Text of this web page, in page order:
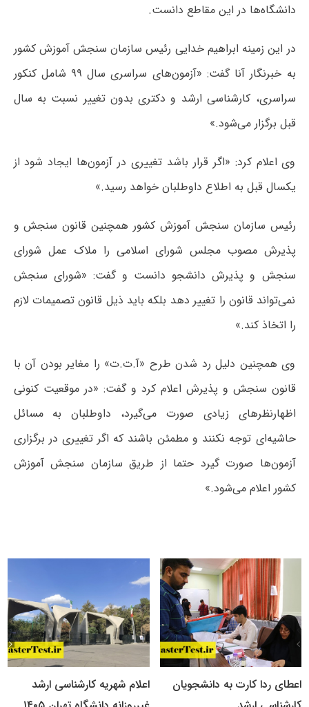
دانشگاه‌ها در این مقاطع دانست.
در این زمینه ابراهیم خدایی رئیس سازمان سنجش آموزش کشور
به خبرنگار آنا گفت: «آزمون‌های سراسری سال ۹۹ شامل کنکور
سراسری، کارشناسی ارشد و دکتری بدون تغییر نسبت به سال
قبل برگزار می‌شود.»
وی اعلام کرد: «اگر قرار باشد تغییری در آزمون‌ها ایجاد شود از
یکسال قبل به اطلاع داوطلبان خواهد رسید.»
رئیس سازمان سنجش آموزش کشور همچنین قانون سنجش و
پذیرش مصوب مجلس شورای اسلامی را ملاک عمل شورای
سنجش و پذیرش دانشجو دانست و گفت: «شورای سنجش
نمی‌تواند قانون را تغییر دهد بلکه باید ذیل قانون تصمیمات لازم
را اتخاذ کند.»
وی همچنین دلیل رد شدن طرح «آ.ت.ت» را مغایر بودن آن با
قانون سنجش و پذیرش اعلام کرد و گفت: «در موقعیت کنونی
اظهارنظرهای زیادی صورت می‌گیرد، داوطلبان به مسائل
حاشیه‌ای توجه نکنند و مطمئن باشند که اگر تغییری در برگزاری
آزمون‌ها صورت گیرد حتما از طریق سازمان سنجش آموزش
کشور اعلام می‌شود.»
اعطای ردا کارت به دانشجویان
اعلام شهریه کارشناسی ارشد